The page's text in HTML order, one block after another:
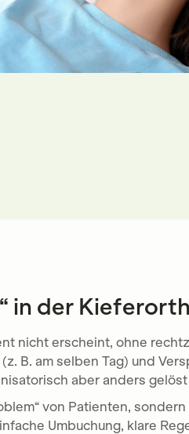
in der
nicht erscheint, ohne
B. am selben Tag) und
aber anders
von Patienten,
Umbuchung, klare